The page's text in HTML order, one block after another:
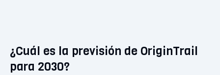
¿Cuál es la previsión de OriginTrail
para 2030?